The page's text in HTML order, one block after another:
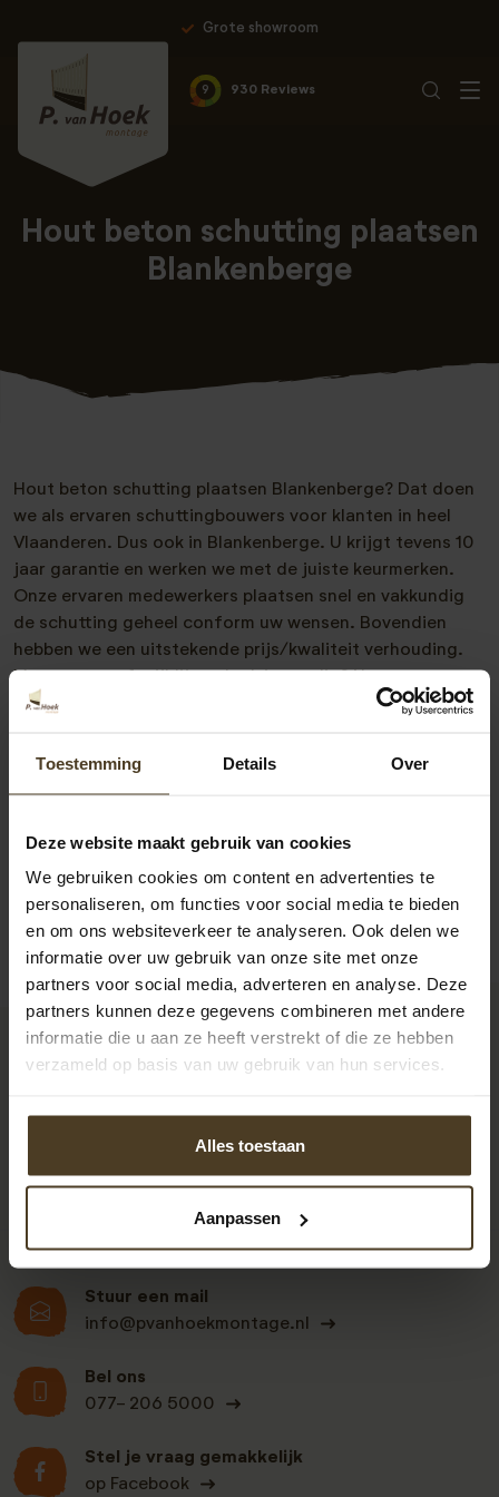
Toestemming Details Over
Deze website maakt gebruik van cookies
We gebruiken cookies om content en advertenties te
personaliseren, om functies voor social media te bieden
en om ons websiteverkeer te analyseren. Ook delen we
informatie over uw gebruik van onze site met onze
partners voor social media, adverteren en analyse. Deze
partners kunnen deze gegevens combineren met andere
informatie die u aan ze heeft verstrekt of die ze hebben
verzameld op basis van uw gebruik van hun services.
Alles toestaan
Aanpassen
Grote showroom
9 930 Reviews
Hout beton schutting plaatsen
Blankenberge
Hout beton schutting plaatsen Blankenberge? Dat doen
we als ervaren schuttingbouwers voor klanten in heel
Vlaanderen. Dus ook in Blankenberge. U krijgt tevens 10
jaar garantie en werken we met de juiste keurmerken.
Onze ervaren medewerkers plaatsen snel en vakkundig
de schutting geheel conform uw wensen. Bovendien
hebben we een uitstekende prijs/kwaliteit verhouding.
Meer weten of vrijblijvend advies nodig? Neem
vrijblijvend met ons contact op. Telefonisch zijn we te
info@pvanhoekmontage.nlOok kunt u direct een
Stuur een mail
info@pvanhoekmontage.nl
Bel ons
077- 206 5000
Stel je vraag gemakkelijk
op Facebook
9
Klanten beoordelen
ons een: 9 uit de 930